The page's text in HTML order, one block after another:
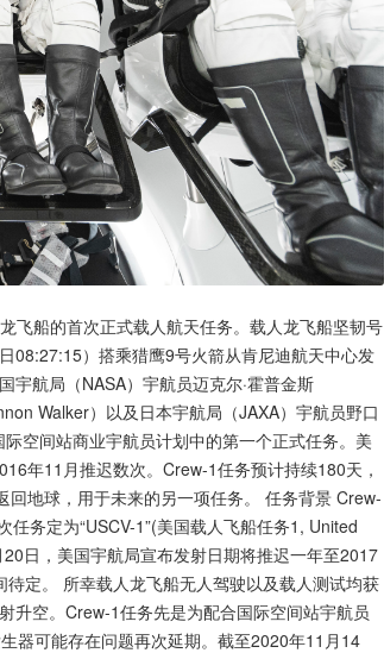
飞船的首次正式载人航天任务。载人龙飞船坚韧号
08:27:15）搭乘猎鹰9号火箭从肯尼迪航天中心发
宇航局（NASA）宇航员迈克尔·霍普金斯
Walker）以及日本宇航局（JAXA）宇航员野口
空间站商业宇航员计划中的第一个正式任务。美
年11月推迟数次。Crew-1任务预计持续180天，
地球，用于未来的另一项任务。 任务背景 Crew-
务定为“USCV-1”(美国载人飞船任务1, United
日，美国宇航局宣布发射日期将推迟一年至2017
定。 所幸载人龙飞船无人驾驶以及载人测试均获
升空。Crew-1任务先是为配合国际空间站宇航员
器可能存在问题再次延期。截至2020年11月14